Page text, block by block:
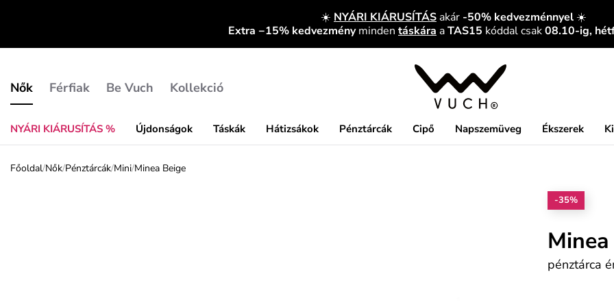
☀️ NYÁRI KIÁRUSÍTÁSakár -50% kedvezménnyel ☀️
Extra −15% kedvezményminden táskára aTAS15 kóddal csak08.10-ig,
Nők
NYÁRI KIÁRUSÍTÁS % Újdonságok Táskák Hátizsákok Pénztárcák Cipő Napszemüveg Ékszerek
Férfiak Be Vuch Kollekció
Főoldal/Nők/Pénztárcák/Mini/Minea Beige
-35%
pénztárca